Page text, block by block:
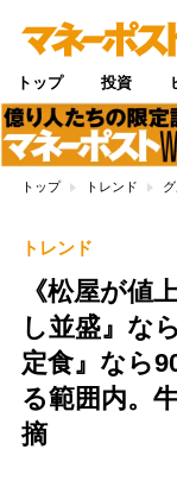
トップ 投資
トップ トレンド
トレンド
《松屋が値
し並盛』な
定食』なら
る範囲内。
摘